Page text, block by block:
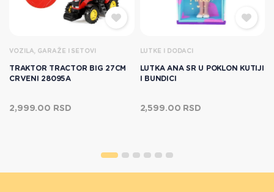
VOZILA, GARAŽE I SETOVI
TRAKTOR TRACTOR BIG 27CM
CRVENI 28095A
2,999.00 RSD
LUTKE I DODACI
LUTKA ANA SR U POKLON KUTIJI
I BUNDICI
2,599.00 RSD